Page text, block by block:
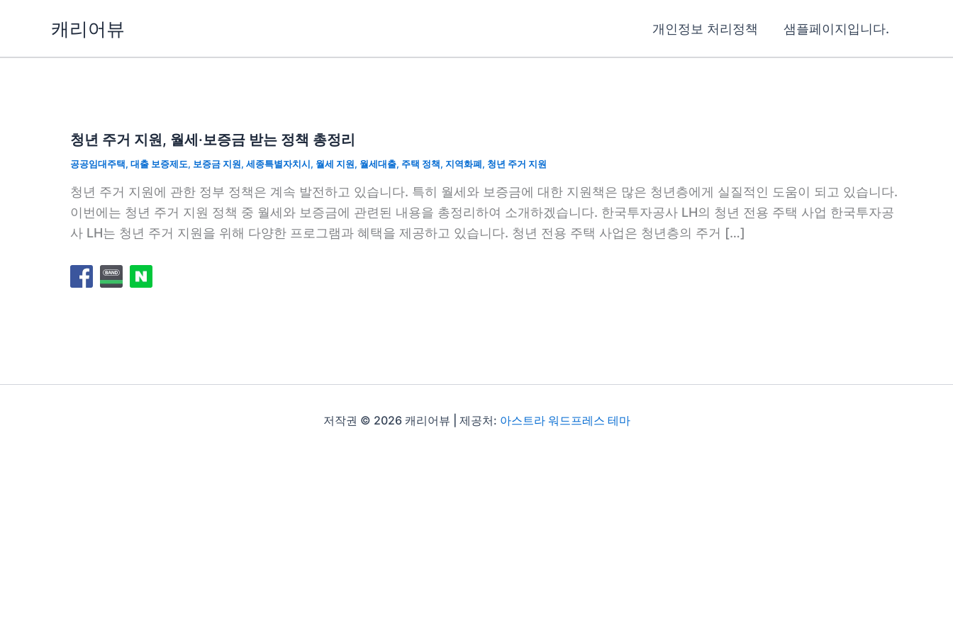
캐리어뷰 개인정보 처리정책 샘플페이지입니다.
청년 주거 지원, 월세·보증금 받는 정책 총정리
공공임대주택, 대출 보증제도, 보증금 지원, 세종특별자치시, 월세 지원, 월세대출, 주택 정책, 지역화폐, 청년 주거 지원
청년 주거 지원에 관한 정부 정책은 계속 발전하고 있습니다. 특히 월세와 보증금에 대한 지원책은 많은 청년층에게 실질적인 도움이 되고 있습니다.
이번에는 청년 주거 지원 정책 중 월세와 보증금에 관련된 내용을 총정리하여 소개하겠습니다. 한국투자공사 LH의 청년 전용 주택 사업 한국투자공
사 LH는 청년 주거 지원을 위해 다양한 프로그램과 혜택을 제공하고 있습니다. 청년 전용 주택 사업은 청년층의 주거 […]
저작권 © 2026 캐리어뷰 | 제공처: 아스트라 워드프레스 테마